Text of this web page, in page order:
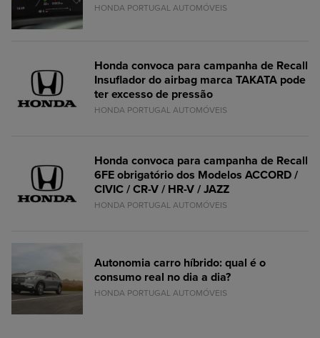
HONDA PORTUGAL AUTOMÓVEIS
Honda convoca para campanha de Recall
Insuflador do airbag marca TAKATA pode
ter excesso de pressão
HONDA PORTUGAL AUTOMÓVEIS
Honda convoca para campanha de Recall
6FE obrigatório dos Modelos ACCORD /
CIVIC / CR-V / HR-V / JAZZ
HONDA PORTUGAL AUTOMÓVEIS
Autonomia carro híbrido: qual é o
consumo real no dia a dia?
HONDA PORTUGAL AUTOMÓVEIS